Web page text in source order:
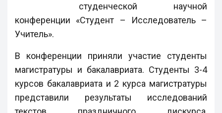
студенческой научной
конференции «Студент – Исследователь –
Учитель».
В конференции приняли участие студенты
магистратуры и бакалавриата. Студенты 3-4
курсов бакалавриата и 2 курса магистратуры
представили результаты исследований